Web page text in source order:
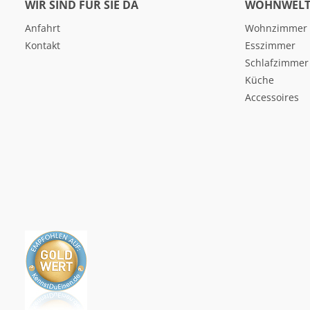
WIR SIND FÜR SIE DA
Anfahrt
Kontakt
Wohnzimmer
Esszimmer
Schlafzimmer
Küche
Accessoires